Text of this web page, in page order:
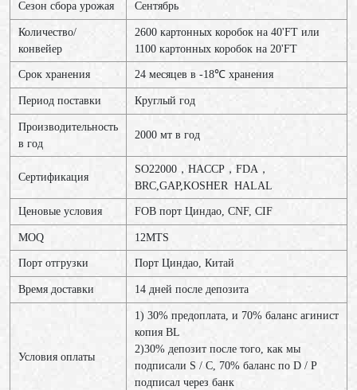
Сезон сбора урожая Сентябрь
Количество/
конвейер
2600 картонных коробок на 40'FT или
1100 картонных коробок на 20'FT
Срок хранения 24 месяцев в -18℃ хранения
Период поставки Круглый год
Производительность
в год
2000 мт в год
Сертификация
SO22000，HACCP，FDA，
BRC,GAP,KOSHER HALAL
Ценовые условия FOB порт Циндао, CNF, CIF
MOQ 12MTS
Порт отгрузки Порт Циндао, Китай
Время доставки 14 дней после депозита
Условия оплаты
1) 30% предоплата, и 70% баланс агинист
копия BL
2)30% депозит после того, как мы
подписали S / C, 70% баланс по D / P
подписал через банк